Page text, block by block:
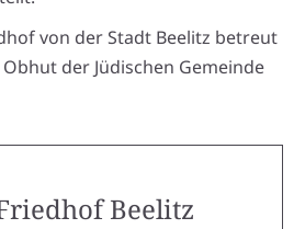
von der Stadt Beelitz betreut
der Jüdischen Gemeinde
Beelitz